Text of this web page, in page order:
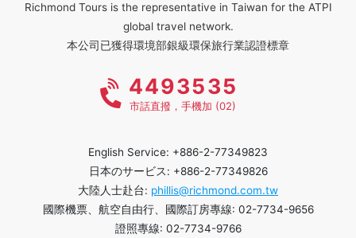
Richmond Tours is the representative in Taiwan for the ATPI
global travel network.
本公司已獲得環境部銀級環保旅行業認證標章
4493535
市話直撥，手機加 (02)
English Service: +886-2-77349823
日本のサービス: +886-2-77349826
大陸人士赴台: phillis@richmond.com.tw
國際機票、航空自由行、國際訂房專線: 02-7734-9656
證照專線: 02-7734-9766